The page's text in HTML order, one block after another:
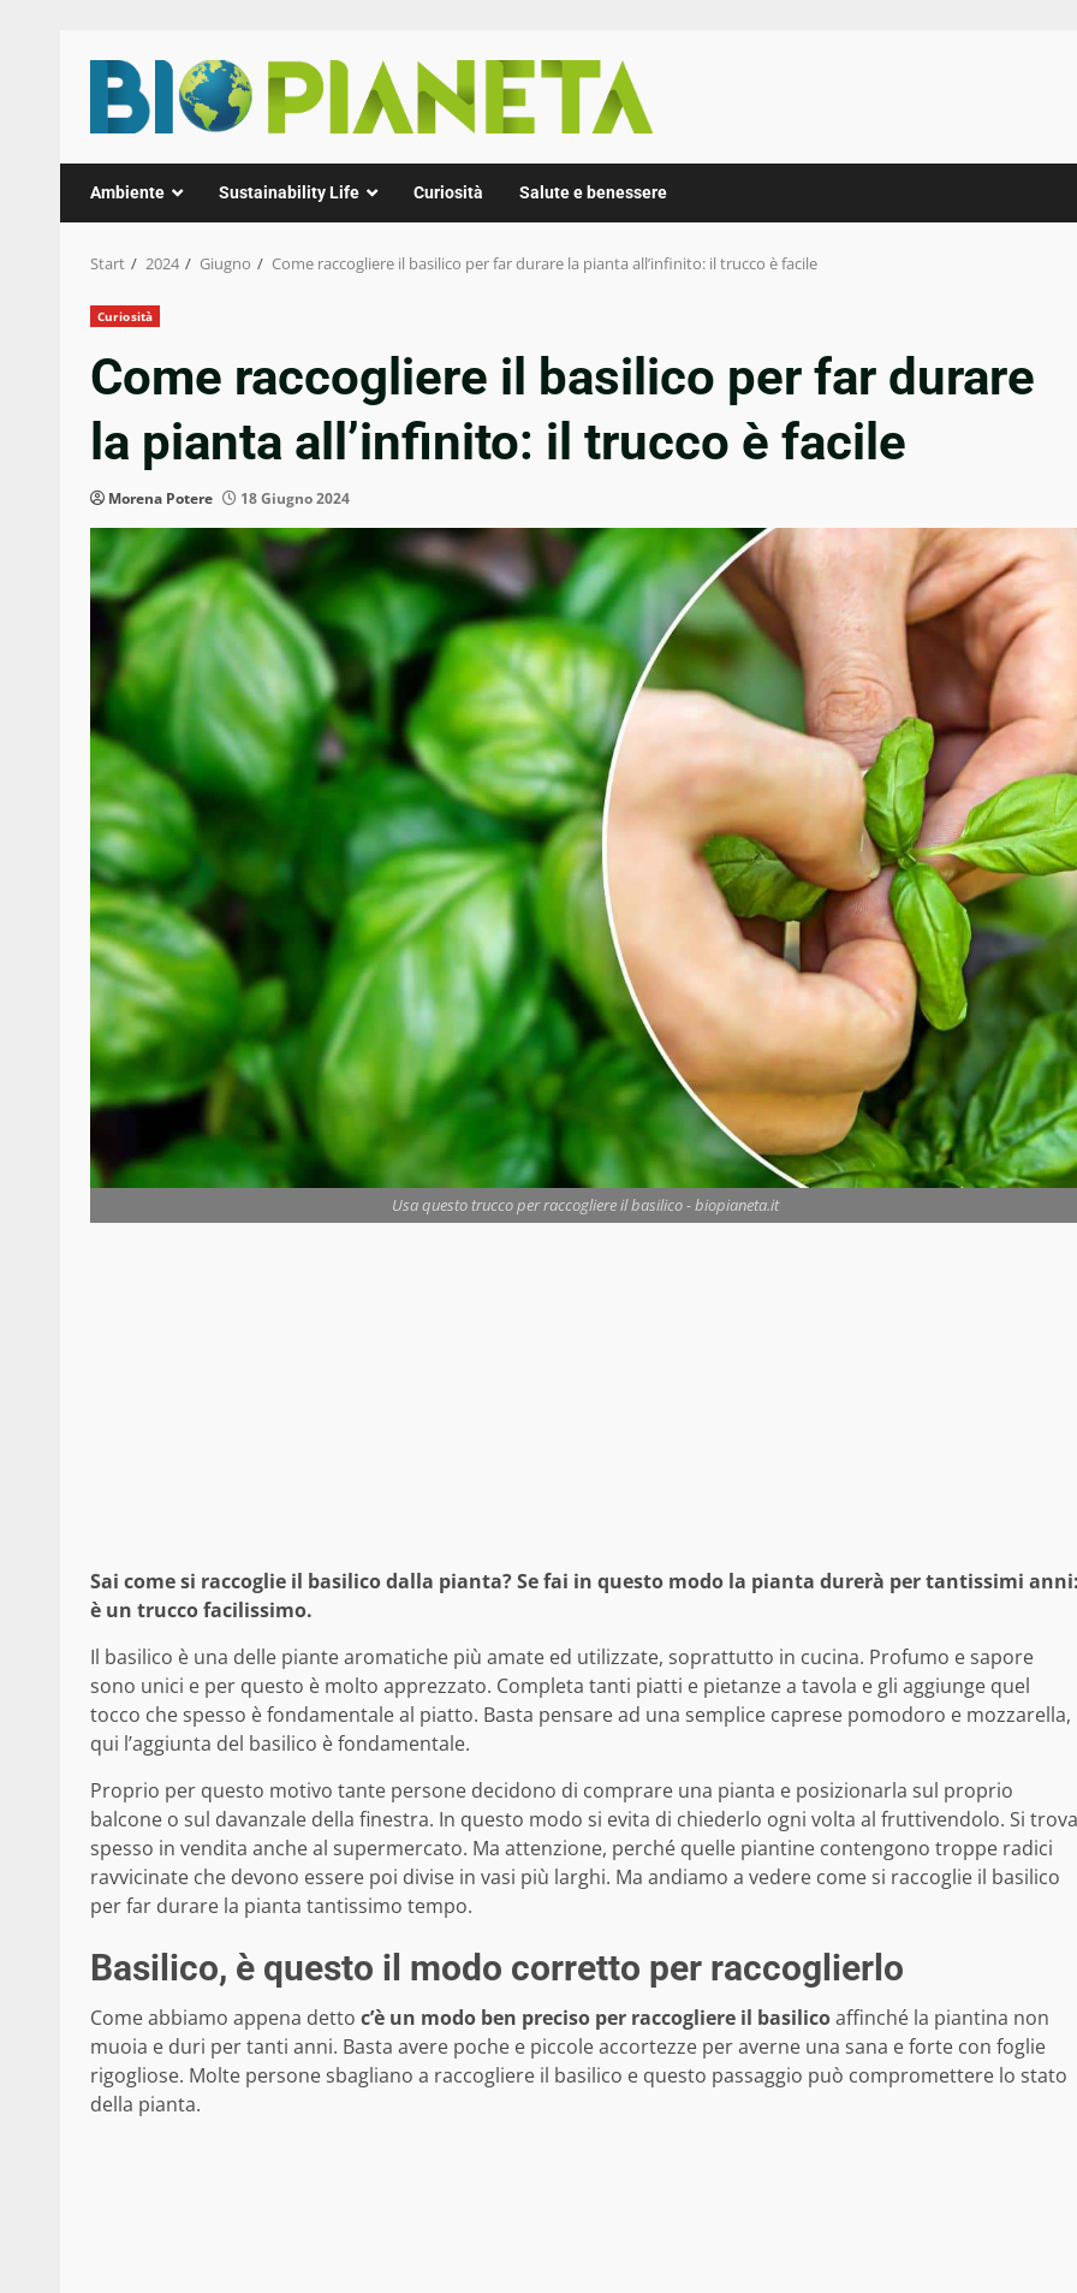
Inhalt
springen
Ambiente Sustainability Life Curiosità Salute e benessere
Start 2024 Giugno Come raccogliere il basilico per far durare la pianta all’infinito: il trucco è facile
Curiosità
Come raccogliere il basilico per far durare
la pianta all’infinito: il trucco è facile
Morena Potere 18 Giugno 2024
Usa questo trucco per raccogliere il basilico - biopianeta.it
Sai come si raccoglie il basilico dalla pianta? Se fai in questo modo la pianta durerà per tantissimi
è un trucco facilissimo.
Il basilico è una delle piante aromatiche più amate ed utilizzate, soprattutto in cucina. Profumo e sapore
sono unici e per questo è molto apprezzato. Completa tanti piatti e pietanze a tavola e gli aggiunge quel
tocco che spesso è fondamentale al piatto. Basta pensare ad una semplice caprese pomodoro e mozzarella,
qui l’aggiunta del basilico è fondamentale.
Proprio per questo motivo tante persone decidono di comprare una pianta e posizionarla sul proprio
balcone o sul davanzale della finestra. In questo modo si evita di chiederlo ogni volta al fruttivendolo. Si trova
spesso in vendita anche al supermercato. Ma attenzione, perché quelle piantine contengono troppe radici
ravvicinate che devono essere poi divise in vasi più larghi. Ma andiamo a vedere come si raccoglie il basilico
per far durare la pianta tantissimo tempo.
Basilico, è questo il modo corretto per raccoglierlo
Come abbiamo appena detto c’è un modo ben preciso per raccogliere il basilicoaffinché la piantina non
muoia e duri per tanti anni. Basta avere poche e piccole accortezze per averne una sana e forte con foglie
rigogliose. Molte persone sbagliano a raccogliere il basilico e questo passaggio può compromettere lo stato
della pianta.